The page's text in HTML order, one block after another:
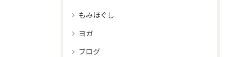
もみほぐし
ヨガ
ブログ